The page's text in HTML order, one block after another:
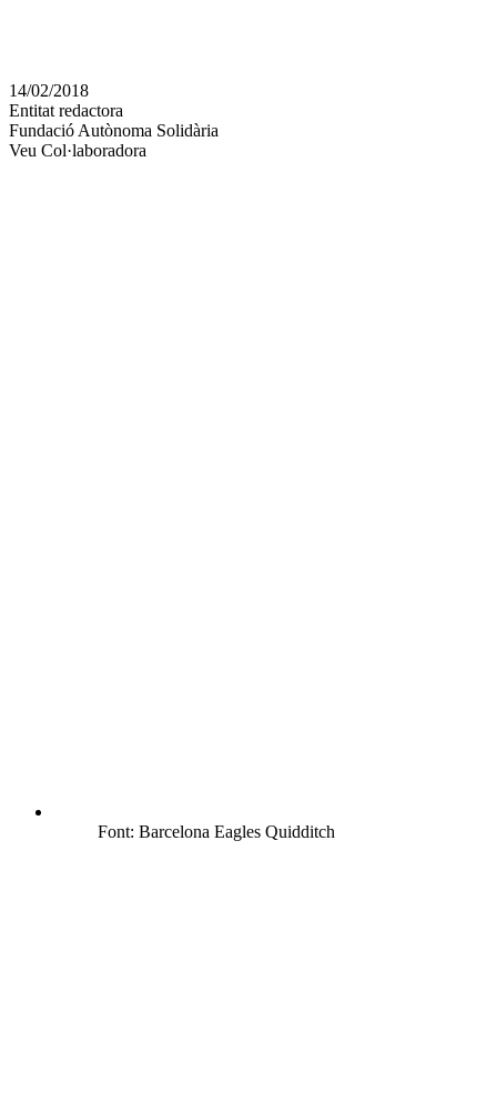
en
altres
xarxes
socials
14/02/2018
Entitat redactora
Fundació Autònoma Solidària
Veu Col·laboradora
Font: Barcelona Eagles Quidditch